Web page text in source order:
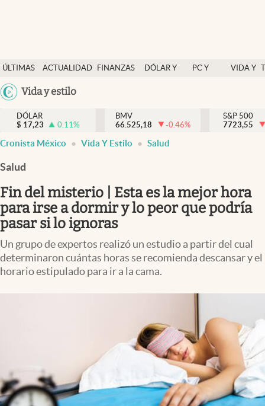
ÚLTIMAS
NOTICIAS
ACTUALIDAD
FINANZAS
DÓLAR Y
PC Y
VIDA Y
México
Vida y estilo
Actualidad
Finanzas y economía
Dólar y mercados
Pc y celular
Vida y estilo
Tv
Clima
DÓLAR
$ 17,23 0.11%
BMV
66.525,18
-0.46%
S&P 500
7723,55
Cronista México Vida Y Estilo Salud
Salud
Fin del misterio | Esta es la mejor hora
para irse a dormir y lo peor que podría
pasar si lo ignoras
Un grupo de expertos realizó un estudio a partir del cual
determinaron cuántas horas se recomienda descansar y el
horario estipulado para ir a la cama.